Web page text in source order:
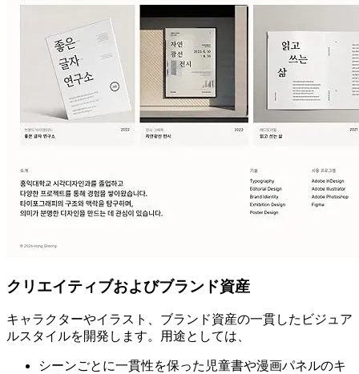
クリエイティブおよびブランド資産
キャラクターやイラスト、ブランド資産の一貫したビジュア
ルスタイルを開発します。用途としては、
シーンごとに一貫性を保った児童書や漫画パネルのキ